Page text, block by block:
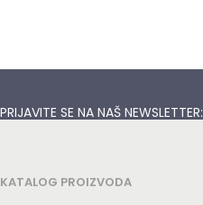
PRIJAVITE SE NA NAŠ NEWSLETTER:
KATALOG PROIZVODA